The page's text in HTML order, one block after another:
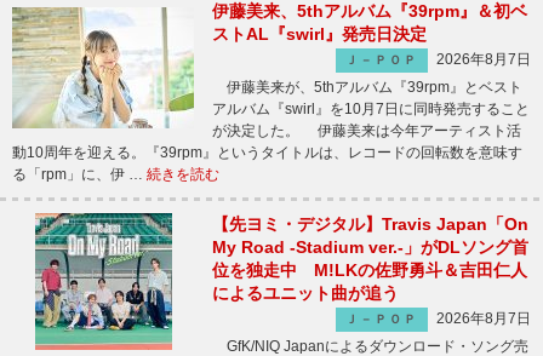
伊藤美来、5thアルバム『39rpm』＆初ベ
ストAL『swirl』発売日決定
Ｊ－ＰＯＰ
2026年8月7日
伊藤美来が、5thアルバム『39rpm』とベスト
アルバム『swirl』を10月7日に同時発売すること
が決定した。 伊藤美来は今年アーティスト活
動10周年を迎える。『39rpm』というタイトルは、レコードの回転数を意味す
る「rpm」に、伊 … 続きを読む
【先ヨミ・デジタル】Travis Japan「On
My Road -Stadium ver.-」がDLソング首
位を独走中 M!LKの佐野勇斗＆吉田仁人
によるユニット曲が追う
Ｊ－ＰＯＰ
2026年8月7日
GfK/NIQ Japanによるダウンロード・ソング売